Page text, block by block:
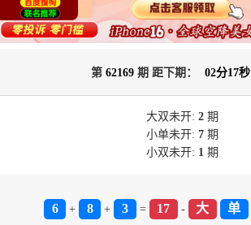
第 62169期 距下期： 02分17秒
大双未开: 2期
小单未开: 7期
小双未开: 1 期
6 + 8 + 3 = 17 - 大 单